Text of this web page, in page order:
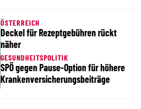
ÖSTERREICH
Deckel für Rezeptgebühren rückt
näher
GESUNDHEITSPOLITIK
SPÖ gegen Pause-Option für höhere
Krankenversicherungsbeiträge